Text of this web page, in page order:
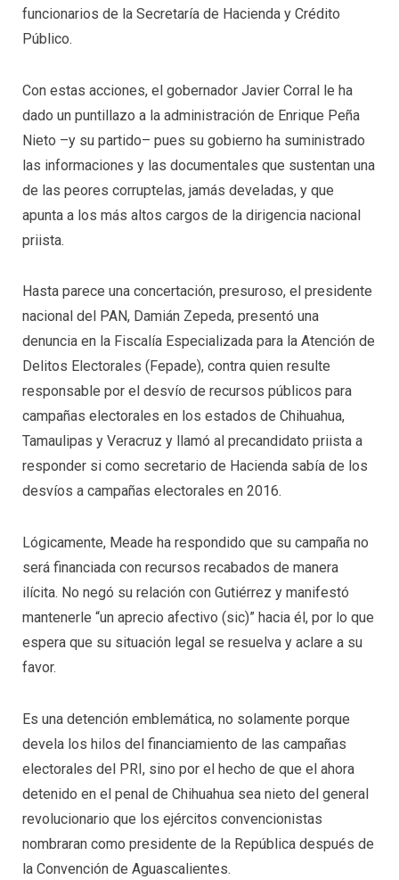
funcionarios de la Secretaría de Hacienda y Crédito
Público.
Con estas acciones, el gobernador Javier Corral le ha
dado un puntillazo a la administración de Enrique Peña
Nieto –y su partido– pues su gobierno ha suministrado
las informaciones y las documentales que sustentan una
de las peores corruptelas, jamás develadas, y que
apunta a los más altos cargos de la dirigencia nacional
priista.
Hasta parece una concertación, presuroso, el presidente
nacional del PAN, Damián Zepeda, presentó una
denuncia en la Fiscalía Especializada para la Atención de
Delitos Electorales (Fepade), contra quien resulte
responsable por el desvío de recursos públicos para
campañas electorales en los estados de Chihuahua,
Tamaulipas y Veracruz y llamó al precandidato priista a
responder si como secretario de Hacienda sabía de los
desvíos a campañas electorales en 2016.
Lógicamente, Meade ha respondido que su campaña no
será financiada con recursos recabados de manera
ilícita. No negó su relación con Gutiérrez y manifestó
mantenerle “un aprecio afectivo (sic)” hacia él, por lo que
espera que su situación legal se resuelva y aclare a su
favor.
Es una detención emblemática, no solamente porque
devela los hilos del financiamiento de las campañas
electorales del PRI, sino por el hecho de que el ahora
detenido en el penal de Chihuahua sea nieto del general
revolucionario que los ejércitos convencionistas
nombraran como presidente de la República después de
la Convención de Aguascalientes.